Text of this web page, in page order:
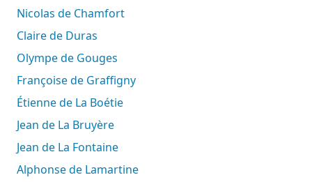
Nicolas de Chamfort
Claire de Duras
Olympe de Gouges
Françoise de Graffigny
Étienne de La Boétie
Jean de La Bruyère
Jean de La Fontaine
Alphonse de Lamartine